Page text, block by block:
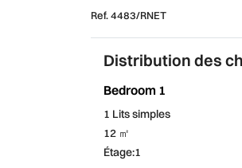
La Casa dos Cabreiros
Venez profiter de
Ref. 4483/RNET
Distribution des
Bedroom 1
1 Lits simples
12 ㎡
Étage:1